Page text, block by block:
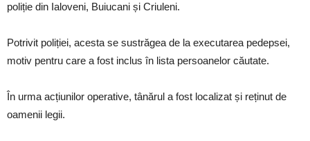
poliție din Ialoveni, Buiucani și Criuleni.
Potrivit poliției, acesta se sustrăgea de la executarea pedepsei,
motiv pentru care a fost inclus în lista persoanelor căutate.
În urma acțiunilor operative, tânărul a fost localizat și reținut de
oamenii legii.